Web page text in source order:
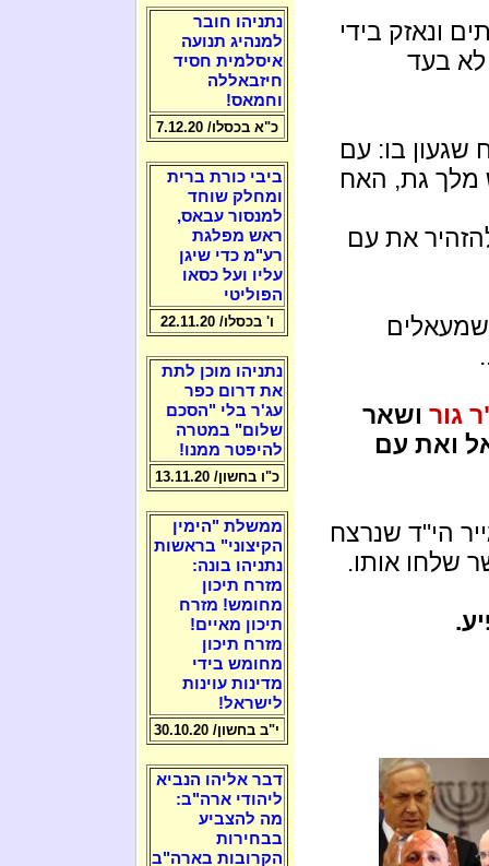
ונאזק בידי
בעד
בו: עם
מלך גת, האח
את עם
גור ושאר
ואת עם
הי"ד שנרצח
שלחו אותו.
נתניהו חובר
למנהיג תנועה
איסלמית חסיד
חיזבאללה
וחמאס!
כ"א בכסלו/ 7.12.20
ביבי כורת ברית
ומחלק שוחד
למנסור עבאס,
ראש מפלגת
רע"מ כדי שיגן
עליו ועל כסאו
הפוליטי
ו' בכסלו/ 22.11.20
נתניהו מוכן לתת
את דרום כפר
עג'ר בלי "הסכם
שלום" במטרה
להיפטר ממנו!
כ"ו בחשון/ 13.11.20
ממשלת "הימין
הקיצוני" בראשות
נתניהו בונה:
מזרח תיכון
מחומש! מזרח
תיכון מאיים!
מזרח תיכון
מחומש בידי
מדינות עוינות
לישראל!
י"ב בחשון/ 30.10.20
דבר אליהו הנביא
ליהודי ארה"ב:
מה להצביע
בבחירות
הקרובות בארה"ב